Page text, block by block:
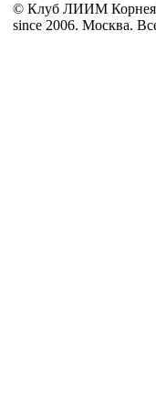
© Клуб ЛИИМ Корнея
since 2006. Москва.